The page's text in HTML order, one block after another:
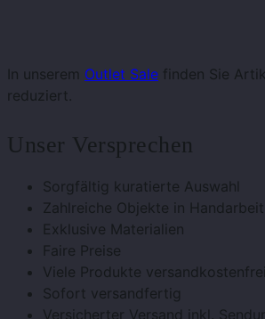
In unserem Outlet Sale finden Sie
reduziert.
Unser Versprechen
Sorgfältig kuratierte Auswahl
Zahlreiche Objekte in
Exklusive Materialien
Faire Preise
Viele Produkte
Sofort versandfertig
Versicherter Versand inkl.